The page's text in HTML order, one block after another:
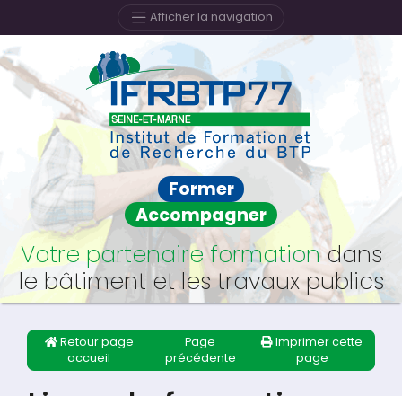
Afficher la navigation
Former
Accompagner
Votre partenaire formationdans
le bâtiment et les travaux publics
Retour page
accueil
Page
précédente
Imprimer cette
page